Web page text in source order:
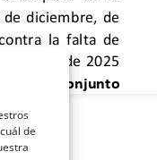
de